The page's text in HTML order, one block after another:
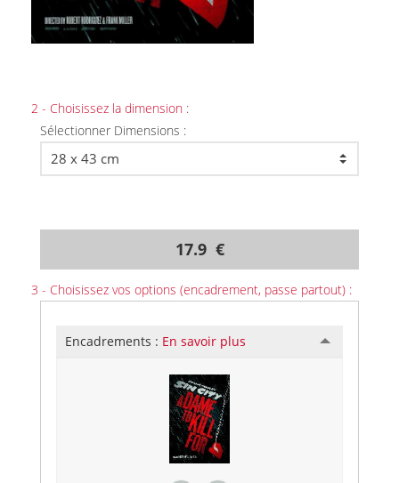
2 - Choisissez la dimension :
Sélectionner Dimensions :
17.9 €
3 - Choisissez vos options (encadrement, passe partout) :
Encadrements : En savoir plus